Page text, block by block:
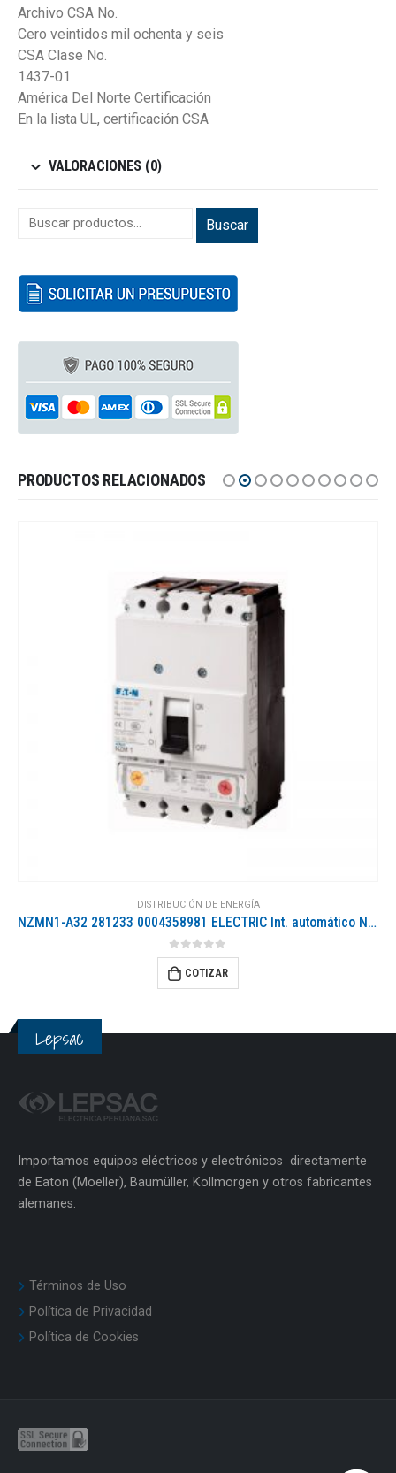
Archivo CSA No.
Cero veintidos mil ochenta y seis
CSA Clase No.
1437-01
América Del Norte Certificación
En la lista UL, certificación CSA
VALORACIONES (0)
Buscar
PRODUCTOS RELACIONADOS
DISTRIBUCIÓN DE ENERGÍA
NZMN1-A32 281233 0004358981 ELECTRIC Int. automático NZM, 3P, 32A
0out of 5
COTIZAR
Lepsac
Importamos equipos eléctricos y electrónicos directamente
de Eaton (Moeller), Baumüller, Kollmorgen y otros fabricantes
alemanes.
Términos de Uso
Política de Privacidad
Política de Cookies